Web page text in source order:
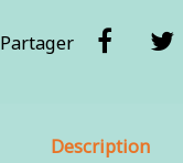
Partager
Description